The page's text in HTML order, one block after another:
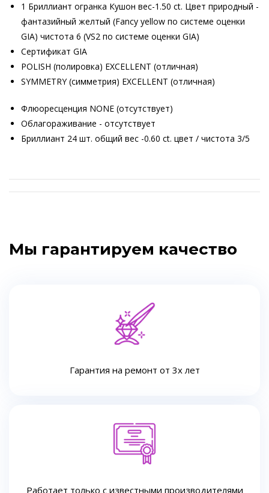
1 Бриллиант огранка Кушон вес-1.50 ct. Цвет природный -
фантазийный желтый (Fancy yellow по системе оценки
GIA) чистота 6 (VS2 по системе оценки GIA)
Сертификат GIA
POLISH (полировка) EXCELLENT (отличная)
SYMMETRY (симметрия) EXCELLENT (отличная)
Флюоресценция NONE (отсутствует)
Облагораживание - отсутствует
Бриллиант 24 шт. общий вес -0.60 ct. цвет / чистота 3/5
Мы гарантируем качество
Гарантия на ремонт от 3х лет
Работает только с известными производителями